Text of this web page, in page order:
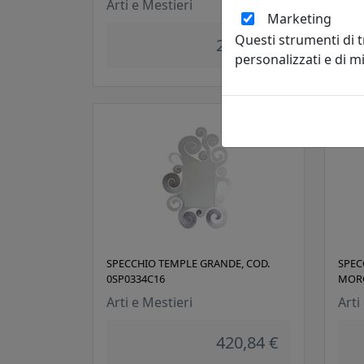
Arti e Mestieri
284,05 €
SPECCHIO TEMPLE GRANDE, COD.
0SP0334C16
Arti e Mestieri
420,84 €
Arti
Marketing
Questi strumenti di
personalizzati e di